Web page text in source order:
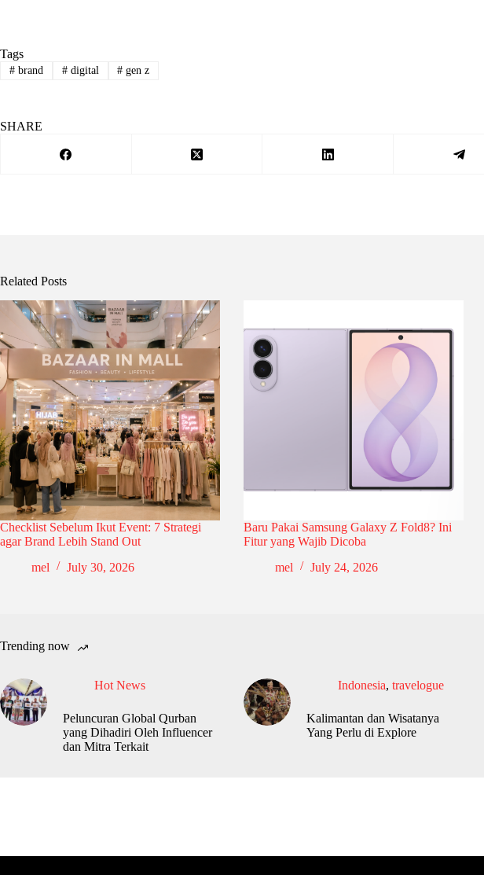
Tags
#brand #digital # gen z
SHARE
Related Posts
Checklist Sebelum Ikut Event: 7 Strategi
agar Brand Lebih Stand Out
mel
July 30, 2026
Baru Pakai Samsung Galaxy Z Fold8? Ini
Fitur yang Wajib Dicoba
mel
July 24, 2026
Trending now
Hot News
Peluncuran Global Qurban
yang Dihadiri Oleh Influencer
dan Mitra Terkait
Indonesia, travelogue
Kalimantan dan Wisatanya
Yang Perlu di Explore